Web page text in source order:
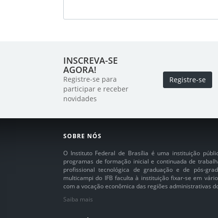
INSCREVA-SE
AGORA!
Registre-se para
participar e receber
novidades
Registre-se
SOBRE NÓS
O Instituto Federal de Brasília é uma instituição
programas de formação inicial e continuada de
profissional tecnológica de graduação e de pós-
multicampi do IFB faculta à instituição fixar-se em
com a vocação econômica das regiões administrativas
Saiba mais